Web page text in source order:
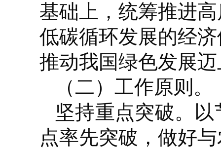
基础上，统筹推进
低碳循环发展的经
推动我国绿色发展
（二）工作原则。
坚持重点突破。 以
点率先突破，做好